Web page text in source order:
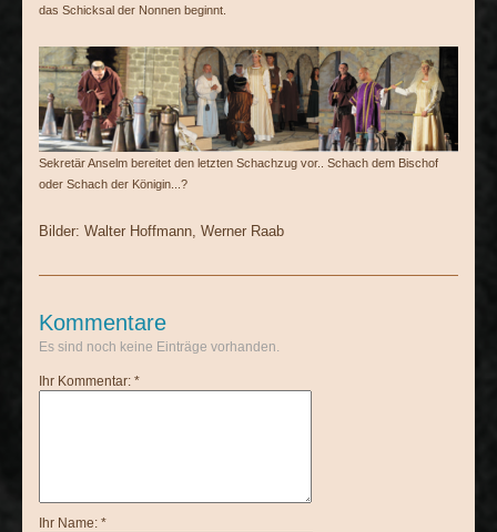
das Schicksal der Nonnen beginnt.
Sekretär Anselm bereitet den letzten Schachzug vor.. Schach dem Bischof
oder Schach der Königin...?
Bilder: Walter Hoffmann, Werner Raab
Kommentare
Es sind noch keine Einträge vorhanden.
Ihr Kommentar: *
Ihr Name: *